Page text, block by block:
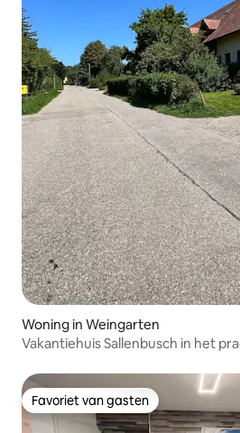
Woning in Weingarten
Vakantiehuis Sallenbusch in het
Favoriet van gasten
Favoriet van gasten